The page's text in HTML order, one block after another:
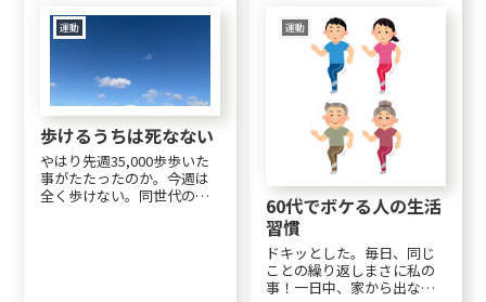
ラブルのせいで11,000歩も
歩いてしまい、今朝は疲労
回したり下を向...
不足の意識はないのだけれ
ど、やっぱり睡眠が不足...
運動
歩けるうちは死なない
やはり先週35,000歩歩いた
事がたたったのか。今週は
全く歩けない。同世代の人
運動
60代でボケる人の生活
習慣
ドキッとした。毎日、同じ
ことの繰り返しまさに私の
事！一日中、家から出ない